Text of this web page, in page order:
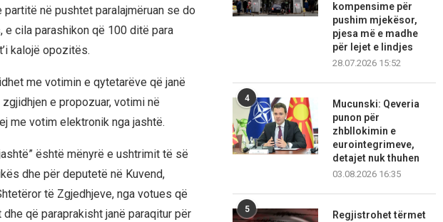
në pushtet paralajmëruan se do
cila parashikon që 100 ditë para
kalojë opozitës.
me votimin e qytetarëve që janë
e propozuar, votimi në
me votim elektronik nga jashtë.
është mënyrë e ushtrimit të së
dhe për deputetë në Kuvend,
të Zgjedhjeve, nga votues që
që paraprakisht janë paraqitur për
kompensime për
pushim mjekësor,
pjesa më e madhe
për lejet e lindjes
28.07.2026 15:52
4
Mucunski: Qeveria
punon për
zhbllokimin e
eurointegrimeve,
detajet nuk thuhen
03.08.2026 16:35
5
Regjistrohet tërmet